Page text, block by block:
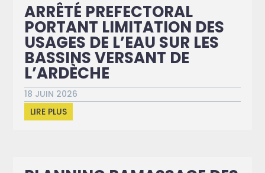
ARRÊTÉ PREFECTORAL
PORTANT LIMITATION DES
USAGES DE L’EAU SUR LES
BASSINS VERSANT DE
L’ARDÈCHE
18 JUIN 2026
LIRE PLUS